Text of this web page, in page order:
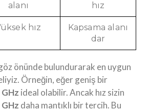
alanı
hız
hız
Kapsama alanı
dar
önünde bulundurarak en uygun
Örneğin, eğer geniş bir
ideal olabilir. Ancak hız sizin
GHz daha mantıklı bir tercih. Bu